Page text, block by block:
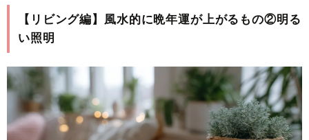
【リビング編】風水的に晩年運が上がるもの②明る
い照明